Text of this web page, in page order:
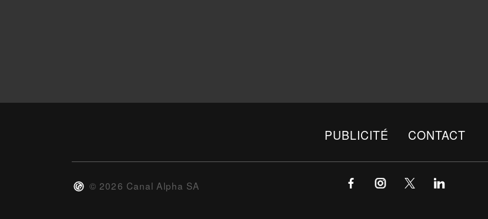
PUBLICITÉ CONTACT
© 2026 Canal Alpha SA